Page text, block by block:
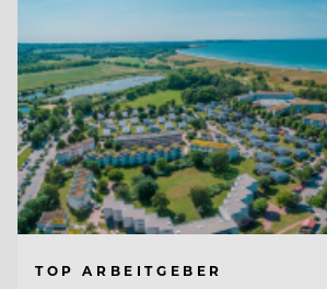
TOP ARBEITGEBER